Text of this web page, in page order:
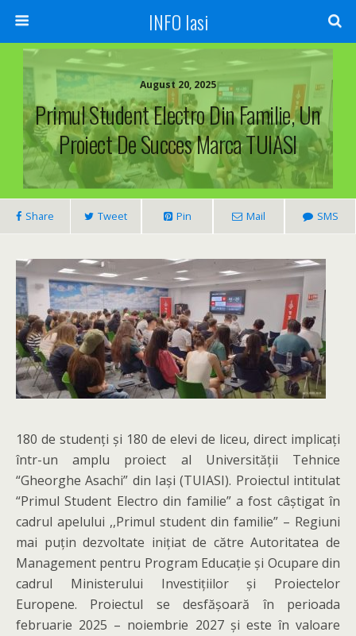
INFO Iasi
August 20, 2025
Primul Student Electro Din Familie, Un
Proiect De Succes Marca TUIASI
Share Tweet Pin Mail SMS
180 de studenți și 180 de elevi de liceu, direct implicați
într-un amplu proiect al Universității Tehnice
“Gheorghe Asachi” din Iași (TUIASI). Proiectul intitulat
“Primul Student Electro din familie” a fost câștigat în
cadrul apelului ,,Primul student din familie” – Regiuni
mai puțin dezvoltate inițiat de către Autoritatea de
Management pentru Program Educație și Ocupare din
cadrul Ministerului Investițiilor și Proiectelor
Europene. Proiectul se desfășoară în perioada
februarie 2025 – noiembrie 2027 și este în valoare